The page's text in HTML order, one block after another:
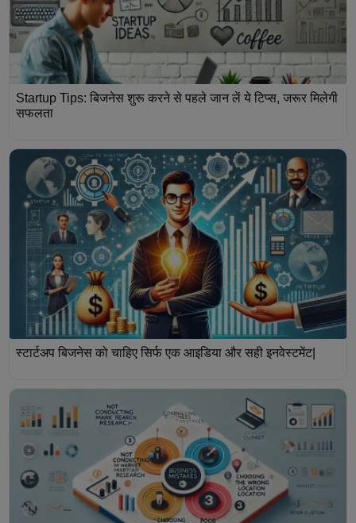
Startup Tips: बिजनेस शुरू करने से पहले जान लें ये टिप्स, जरूर मिलेगी
सफलता
स्टार्टअप बिजनेस को चाहिए सिर्फ एक आइडिया और सही इनवेस्टमेंट|